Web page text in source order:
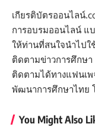
เกียรติบัตรออนไลน์
การอบรมออนไลน์ แ
ให้ท่านที่สนใจนำไปใ
ติดตามข่าวการศึกษา
ติดตามได้ทางแฟนเพ
พัฒนาการศึกษาไทย
You Might Also